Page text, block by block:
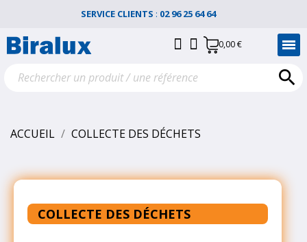
SERVICE CLIENTS : 02 96 25 64 64
0,00 €

ACCUEIL COLLECTE DES DÉCHETS
COLLECTE DES DÉCHETS